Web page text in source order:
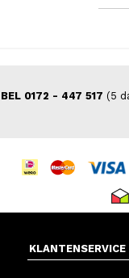
BEL 0172 - 447 517 (5
KLANTENSERVICE